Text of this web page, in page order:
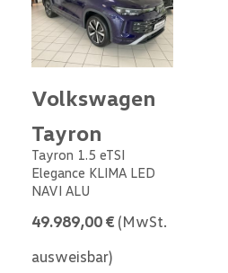
Volkswagen
Tayron
Tayron 1.5 eTSI
Elegance KLIMA LED
NAVI ALU
49.989,00 € (MwSt.
ausweisbar)